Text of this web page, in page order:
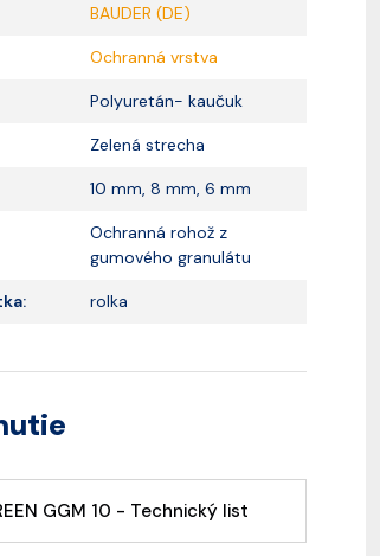
BAUDER (DE)
Ochranná vrstva
Polyuretán- kaučuk
Zelená strecha
10 mm, 8 mm, 6 mm
Ochranná rohož z
gumového granulátu
rolka
GGM 10 - Technický list